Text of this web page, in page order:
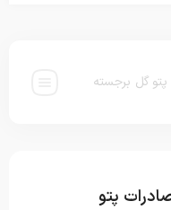
گل برجسته
پتو